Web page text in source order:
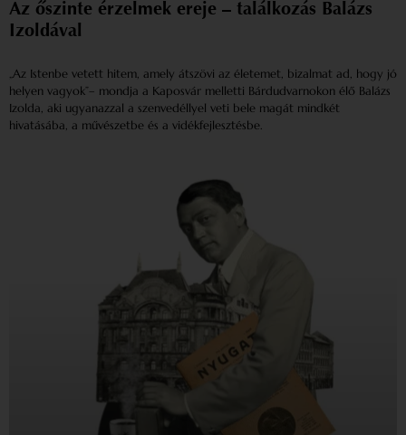
Az őszinte érzelmek ereje – találkozás Balázs
Izoldával
„Az Istenbe vetett hitem, amely átszövi az életemet, bizalmat ad, hogy jó
helyen vagyok”– mondja a Kaposvár melletti Bárdudvarnokon élő Balázs
Izolda, aki ugyanazzal a szenvedéllyel veti bele magát mindkét
hivatásába, a művészetbe és a vidékfejlesztésbe.